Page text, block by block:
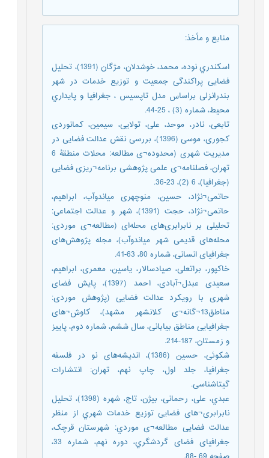
منابع و مأخذ:
اسکندري نوده، محمد، خوشدلان، مژگان (1391)، تحلیل
فضایی پراکندگی جمعیت و توزیع خدمات در شهر
بندرانزلی براساس مدل تاپسیس ، جغرافیا و پایداري
محیط، شماره (3) ، 25-44.
تابعی، نادر، موحد، علی، تولایی، سیمین، کمانوردی
کجوری، موسی (1396)، بررسی نقش عدالت فضایی در
مدیریت شهری (محدوده¬ی مطالعه: محلات منطقۀ 6
تهران، فصلنامه¬ی علمی پژوهشی برنامه¬ریزی فضایی
(جغرافیا)، 6 (2)، 23-36.
حاتمی¬نژاد، حسین، منوچهری میاندوآب، ابراهیم،
حاتمی¬نژاد، حجت (1391)، شهر و عدالت اجتماعی:
تحلیلی بر نابرابری‌های محله‌ای (مطالعه¬ی موردی:
محله‌های قدیمی شهر میاندوآب)، مجله پژوهش‌های
جغرافیای انسانی، شماره 80، 63-41.
خاکپور، براتعلی، صیادسالار، یاسین، معمری، ابراهیم،
سعیدی عبدل¬آبادی، احمد (1397)، پایش فضای
شهری با رویکرد عدالت فضایی (پژوهش موردی:
مناطق13¬گانه¬ی کلانشهر مشهد)، کاوش¬های
جغرافیایی مناطق بیابانی، سال ششم، شماره دوم، پاییز
و زمستان، 187-214.
شکوئی، حسین (1386)، اندیشه‌های نو در فلسفه
جغرافیا، جلد اول، چاپ نهم، تهران: انتشارات
گیتاشناسی.
عبدي، علی، رحمانی، بیژن، تاج، شهره (1398)، تحلیل
نابرابری¬های فضایی توزیع خدمات شهري از منظر
عدالت فضایی مطالعه¬ی موردي: شهرستان قرچک،
جغرافیای فضای گردشگري، دوره نهم، شماره 33،